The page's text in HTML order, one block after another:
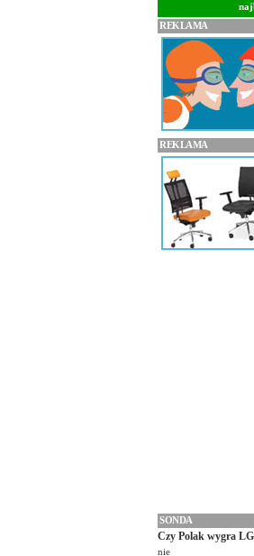
REKLAMA
REKLAMA
SONDA
Czy Polak wygra
nie